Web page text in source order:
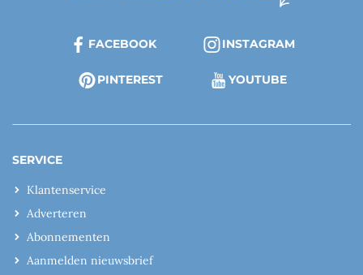
FACEBOOK INSTAGRAM
PINTEREST YOUTUBE
SERVICE
Klantenservice
Adverteren
Abonnementen
Aanmelden nieuwsbrief